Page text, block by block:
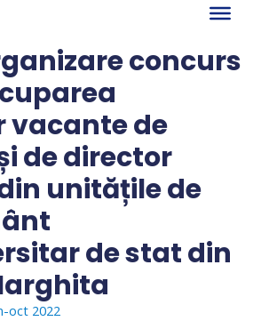
concurs
vacante de
de director
unitățile de
de stat din
oct 2022